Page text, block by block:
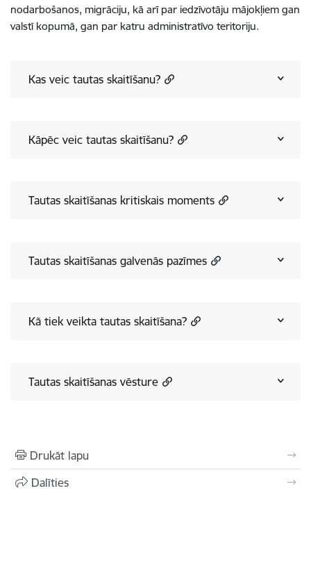
nodarbošanos, migrāciju, kā arī par iedzīvotāju mājokļiem gan
valstī kopumā, gan par katru administratīvo teritoriju.
Kas veic tautas skaitīšanu?
Kāpēc veic tautas skaitīšanu?
Tautas skaitīšanas kritiskais moments
Tautas skaitīšanas galvenās pazīmes
Kā tiek veikta tautas skaitīšana?
Tautas skaitīšanas vēsture
Drukāt lapu
Dalīties